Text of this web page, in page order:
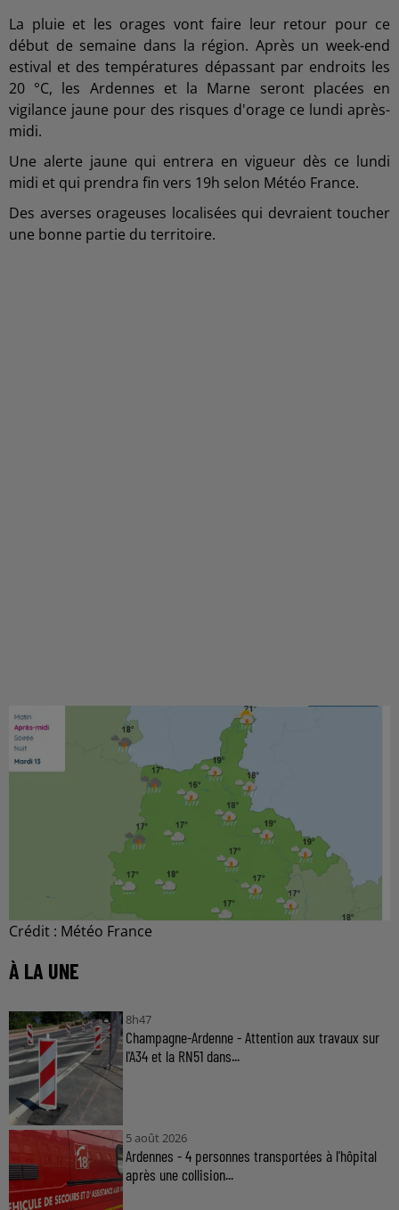
La pluie et les orages vont faire leur retour pour ce
début de semaine dans la région. Après un week-end
estival et des températures dépassant par endroits les
20 °C, les Ardennes et la Marne seront placées en
vigilance jaune pour des risques d'orage ce lundi après-
midi.
Une alerte jaune qui entrera en vigueur dès ce lundi
midi et qui prendra fin vers 19h selon Météo France.
Des averses orageuses localisées qui devraient toucher
une bonne partie du territoire.
Crédit : Météo France
À LA UNE
8h47
Champagne-Ardenne - Attention aux travaux sur
l'A34 et la RN51 dans...
5 août 2026
Ardennes - 4 personnes transportées à l'hôpital
après une collision...